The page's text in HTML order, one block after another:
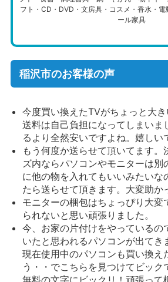
フト・CD・DVD・文房具・コスメ・香水・
ール家具
稲沢市のお客様の声
今度買い換えたTVがちょっと大
送料は自己負担になってしまいま
るより全然安いですよね。嬉しい
もう何度か送らせて頂いてます。
ズ内ならパソコンやモニターは別
に他の物を入れてもいいみたいな
たら送らせて頂きます。大変助か
モニターの梱包はちょっぴり大変
られないと思い頑張りました。
今、お家の片付けをやっているの
いたと思われるパソコンが出てき
現在使用中のパソコンも買い換え
う・・でこちらを見つけてビック
無料の文字にビックリ！頑張って